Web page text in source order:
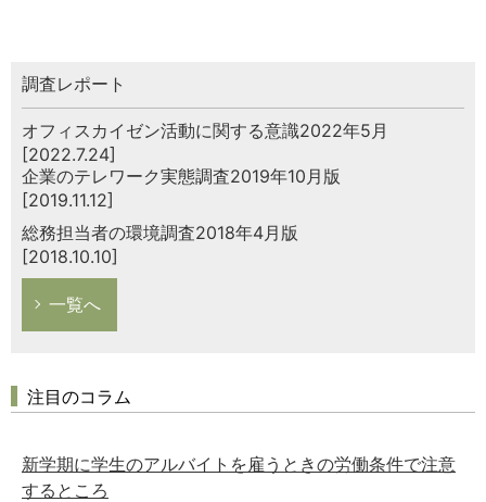
調査レポート
オフィスカイゼン活動に関する意識2022年5月
[2022.7.24]
企業のテレワーク実態調査2019年10月版
[2019.11.12]
総務担当者の環境調査2018年4月版
[2018.10.10]
一覧へ
注目のコラム
新学期に学生のアルバイトを雇うときの労働条件で注意
するところ